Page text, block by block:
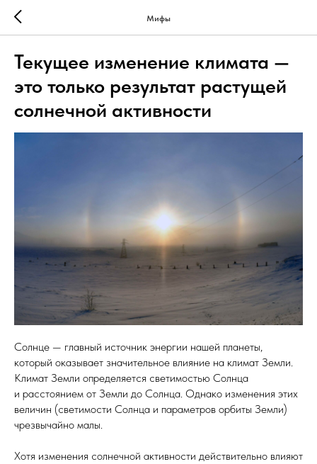
Мифы
Текущее изменение климата —
это только результат растущей
солнечной активности
Солнце — главный источник энергии нашей планеты,
который оказывает значительное влияние на климат Земли.
Климат Земли определяется светимостью Солнца
и расстоянием от Земли до Солнца. Однако изменения этих
величин (светимости Солнца и параметров орбиты Земли)
чрезвычайно малы.
Хотя изменения солнечной активности действительно влияют